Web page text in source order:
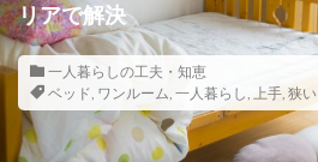
リアで解決
一人暮らしの工夫・知恵
ベッド, ワンルーム, 一人暮らし, 上手, 狭い